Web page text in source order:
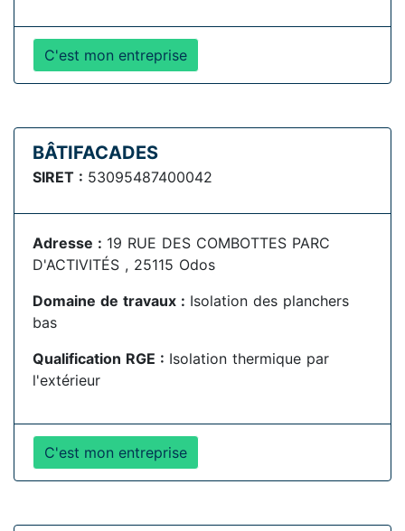
C'est mon entreprise
BÂTIFACADES
SIRET : 53095487400042
Adresse : 19 RUE DES COMBOTTES PARC
D'ACTIVITÉS , 25115 Odos
Domaine de travaux : Isolation des planchers
bas
Qualification RGE : Isolation thermique par
l'extérieur
C'est mon entreprise